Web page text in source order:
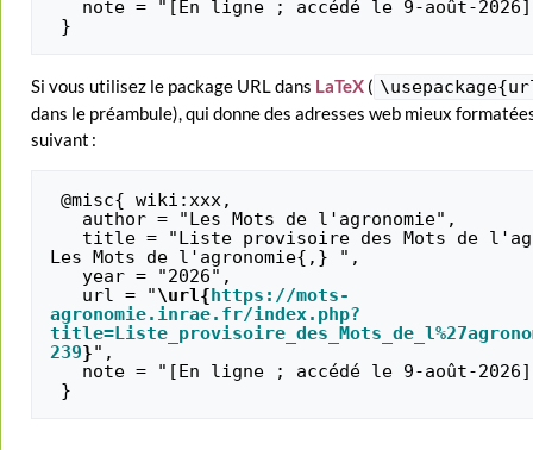
Si vous utilisez le package URL dans LaTeX (
dans le préambule), qui donne des adresses web mieux
suivant :
@misc{ wiki:xxx,
Les Mots de l'agronomie{,} ",
   url = "
\url{https://mots-
agronomie.inrae.fr/index.php?
239}",